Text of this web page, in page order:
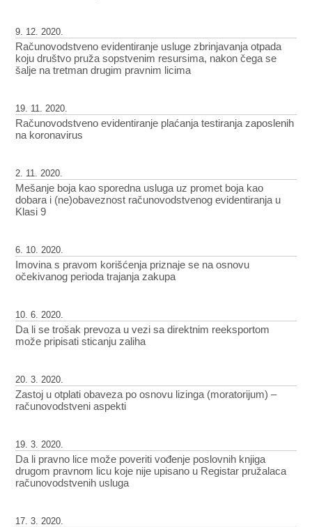
Računovodstveno evidentiranje usluge zbrinjavanja otpada
koju društvo pruža sopstvenim resursima, nakon čega se
šalje na tretman drugim pravnim licima
9. 12. 2020.
Računovodstveno evidentiranje plaćanja testiranja zaposlenih
na koronavirus
19. 11. 2020.
Mešanje boja kao sporedna usluga uz promet boja kao
dobara i (ne)obaveznost računovodstvenog evidentiranja u
Klasi 9
2. 11. 2020.
Imovina s pravom korišćenja priznaje se na osnovu
očekivanog perioda trajanja zakupa
6. 10. 2020.
Da li se trošak prevoza u vezi sa direktnim reeksportom
može pripisati sticanju zaliha
10. 6. 2020.
Zastoj u otplati obaveza po osnovu lizinga (moratorijum) –
računovodstveni aspekti
20. 3. 2020.
Da li pravno lice može poveriti vođenje poslovnih knjiga
drugom pravnom licu koje nije upisano u Registar pružalaca
računovodstvenih usluga
19. 3. 2020.
17. 3. 2020.